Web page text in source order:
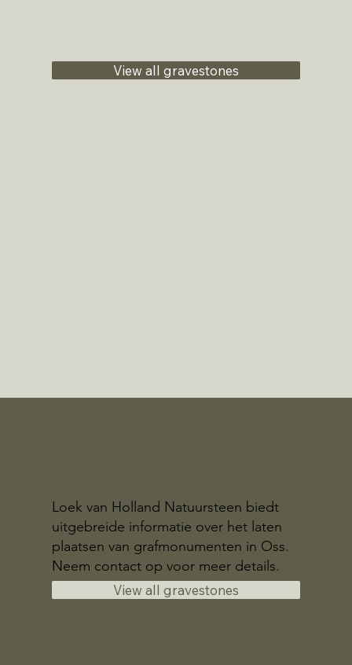
View all gravestones
Loek van Holland Natuursteen biedt
uitgebreide informatie over het laten
plaatsen van grafmonumenten in Oss.
Neem contact op voor meer details.
View all gravestones